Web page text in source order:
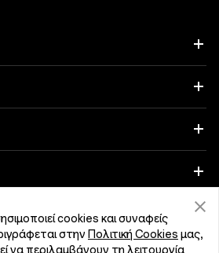
cookies και συναφείς
στην Πολιτική Cookies μας,
να περιλαμβάνουν τη λειτουργία